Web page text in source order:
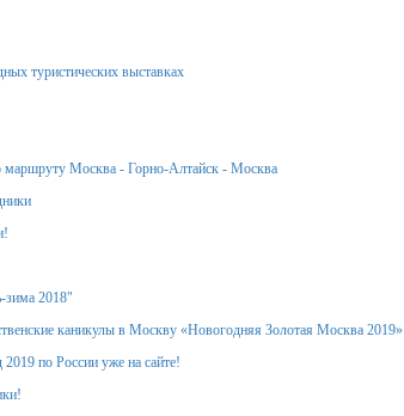
туристических выставках
маршруту Москва - Горно-Алтайск - Москва
зима 2018"
каникулы в Москву «Новогодняя Золотая Москва 2019»
по России уже на сайте!